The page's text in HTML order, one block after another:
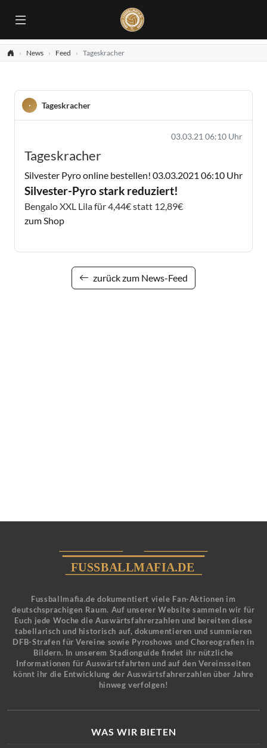
News Feed Tageskracher
Tageskracher
03.03.21 06:10 Uhr
Tageskracher
Silvester Pyro online bestellen! 03.03.2021 06:10 Uhr
Silvester-Pyro stark reduziert!
Bengalo XXL Lila für 4,44€ statt 12,89€
zum Shop
zurück zum News-Feed
Fussballmafia.de dokumentiert viele Fan-Aktionen im
deutschsprachigen Raum. Auf unserer Website sammeln wir für
Euch jede Woche die Auswärtsfahrerzahlen und bereiten diese
tabellarisch und historisch auf, dokumentieren und summieren
DFB-Strafen für Vereine sowie Pyroshows und Choreografien in
Bildern. In unserem Stadionguide findet ihr nützliche
Informationen für Auswärtsfahrten und auf den Vereinsseiten
könnt ihr die Entwicklung der Auswärtsfahrerzahlen über Jahre
hinweg verfolgen!
WAS WIR BIETEN